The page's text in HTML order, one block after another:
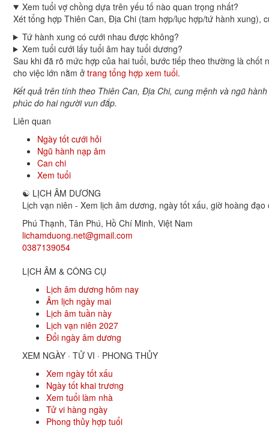
Xem tuổi vợ chồng dựa trên yếu tố nào quan trọng nhất?
Xét tổng hợp Thiên Can, Địa Chi (tam hợp/lục hợp/tứ hành
Tứ hành xung có cưới nhau được không?
Xem tuổi cưới lấy tuổi âm hay tuổi dương?
Sau khi đã rõ mức hợp của hai tuổi, bước tiếp theo thường là
cho việc lớn nằm ở trang tổng hợp xem tuổi.
Kết quả trên tính theo Thiên Can, Địa Chi, cung mệnh và ngũ
phúc do hai người vun đắp.
Liên quan
Ngày tốt cưới hỏi
Ngũ hành nạp âm
Can chi
Xem tuổi
☯ LỊCH ÂM DƯƠNG
Lịch vạn niên - Xem lịch âm dương, ngày tốt xấu, giờ hoàng
Phú Thạnh, Tân Phú, Hồ Chí Minh, Việt Nam
lichamduong.net@gmail.com
0387139054
LỊCH ÂM & CÔNG CỤ
Lịch âm dương hôm nay
Âm lịch ngày mai
Lịch âm tuần này
Lịch vạn niên 2027
Đổi ngày âm dương
XEM NGÀY · TỬ VI · PHONG THỦY
Xem ngày tốt xấu
Ngày tốt khai trương
Xem tuổi làm nhà
Tử vi hàng ngày
Phong thủy hợp tuổi